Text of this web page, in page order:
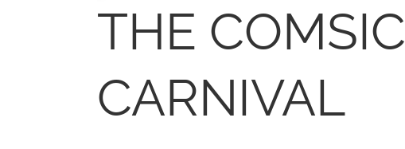
THE COMSIC
CARNIVAL